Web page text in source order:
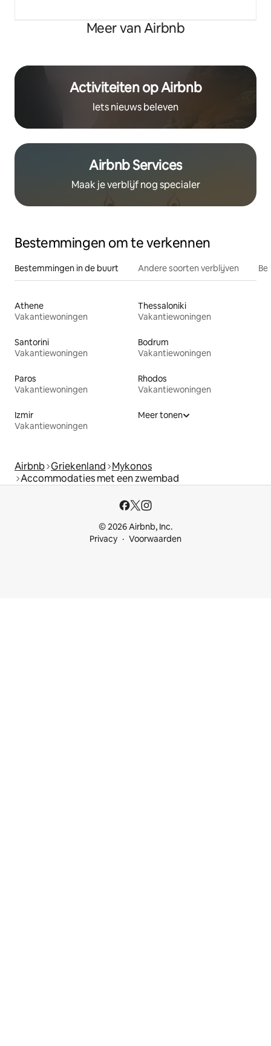
Meer van Airbnb
Activiteiten op Airbnb
Iets nieuws beleven
Airbnb Services
Maak je verblijf nog specialer
Bestemmingen om te verkennen
Bestemmingen in de buurt Andere soorten verblijven
Athene
Vakantiewoningen
Thessaloniki
Vakantiewoningen
Santorini
Vakantiewoningen
Bodrum
Vakantiewoningen
Paros
Vakantiewoningen
Rhodos
Vakantiewoningen
Izmir
Vakantiewoningen
Meer tonen
Airbnb Griekenland Mykonos
Accommodaties met een zwembad
© 2026 Airbnb, Inc.
Privacy
Voorwaarden